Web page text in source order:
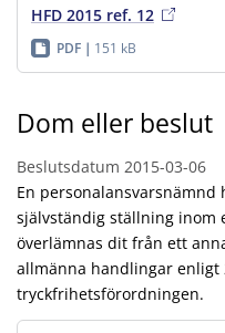
HFD 2015 ref. 12
PDF 151 kB
Dom eller beslut
Beslutsdatum 2015-03-06
En personalansvarsnämnd
självständig ställning inom
överlämnas dit från ett
allmänna handlingar enligt
tryckfrihetsförordningen.